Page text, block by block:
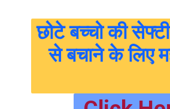
छोटे बच्चो की सेफ्टी
से बचाने के लिए